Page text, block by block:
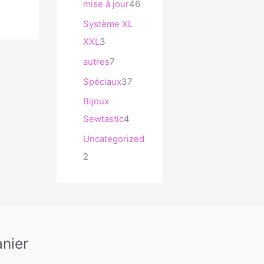
mise à jour46
Système XL
XXL3
autres7
Spéciaux37
Bijoux
Sewtastic4
Uncategorized
2